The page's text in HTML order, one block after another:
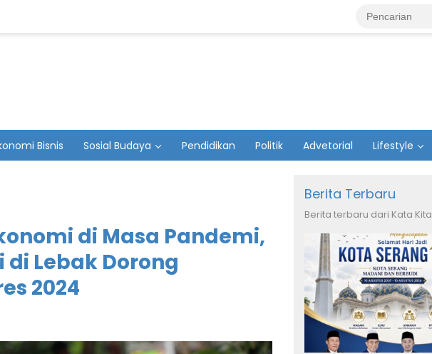
Bisnis Sosial Budaya Pendidikan Politik Advetorial Lifestyle
di Masa Pandemi,
Lebak Dorong
2024
Berita Terbaru
Berita terbaru dari Kata Kita